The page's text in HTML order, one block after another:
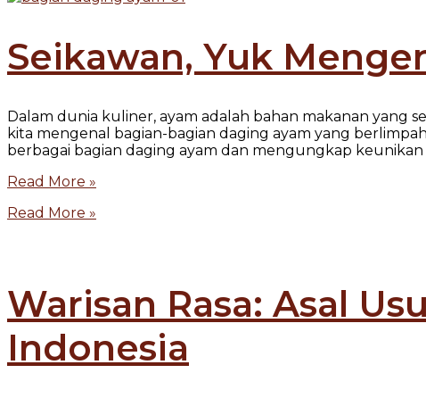
Seikawan, Yuk
Dalam dunia kuliner, ayam adalah bahan makanan yang
kita mengenal bagian-bagian daging ayam yang
berbagai bagian daging ayam dan mengungkap
Read More »
Read More »
Warisan Rasa: Asal
Indonesia